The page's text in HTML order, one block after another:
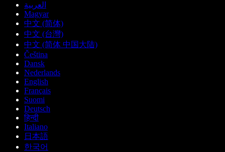
العربية
Magyar
中文 (简体)
中文 (台灣)
中文 (简体 中国大陆)
Čeština
Dansk
Nederlands
English
Français
Suomi
Deutsch
हिन्दी
Italiano
日本語
한국어